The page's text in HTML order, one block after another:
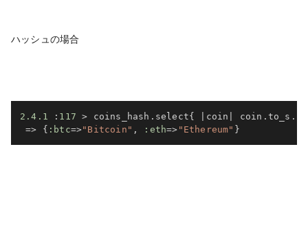
ハッシュの場合
2.4 .1 : 117 > coins_hash . select{ coin coin . to_s .
=>
{ :btc=>"Bitcoin" , :eth=> "Ethereum" }